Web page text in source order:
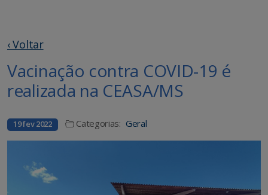
‹ Voltar
Vacinação contra COVID-19 é
realizada na CEASA/MS
19 fev 2022 Categorias: Geral